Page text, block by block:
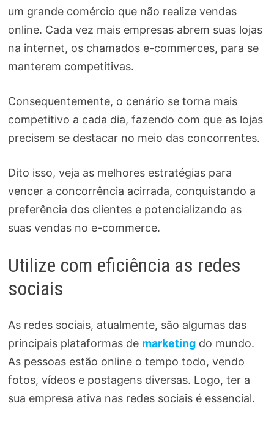
um grande comércio que não realize vendas
online. Cada vez mais empresas abrem suas lojas
na internet, os chamados e-commerces, para se
manterem competitivas.
Consequentemente, o cenário se torna mais
competitivo a cada dia, fazendo com que as lojas
precisem se destacar no meio das concorrentes.
Dito isso, veja as melhores estratégias para
vencer a concorrência acirrada, conquistando a
preferência dos clientes e potencializando as
suas vendas no e-commerce.
Utilize com eficiência as redes
sociais
As redes sociais, atualmente, são algumas das
principais plataformas de marketingdo mundo.
As pessoas estão online o tempo todo, vendo
fotos, vídeos e postagens diversas. Logo, ter a
sua empresa ativa nas redes sociais é essencial.